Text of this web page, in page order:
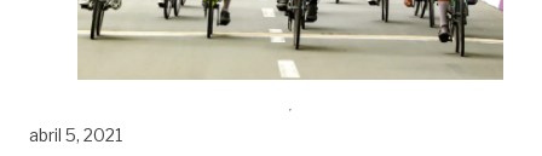
abril 5, 2021